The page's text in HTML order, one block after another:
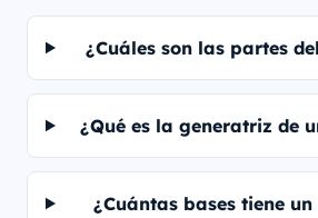
¿Cuáles son las partes
¿Qué es la generatriz de
¿Cuántas bases tiene